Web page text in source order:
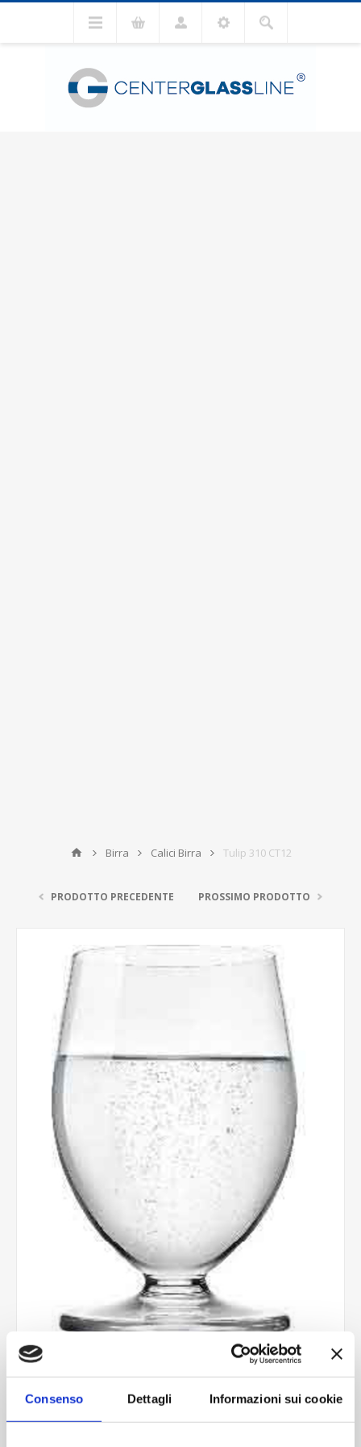
Consenso Dettagli Informazioni sui cookie
Birra Calici Birra Tulip 310 CT12
PRODOTTO PRECEDENTE PROSSIMO PRODOTTO
Tulip 310 CT12